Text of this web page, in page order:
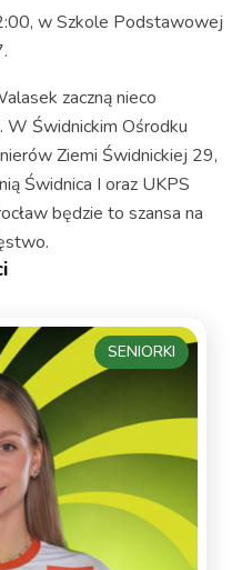
w Szkole Podstawowej
zaczną nieco
W Świdnickim Ośrodku
Ziemi Świdnickiej 29,
Świdnica I oraz UKPS
będzie to szansa na
SENIORKI